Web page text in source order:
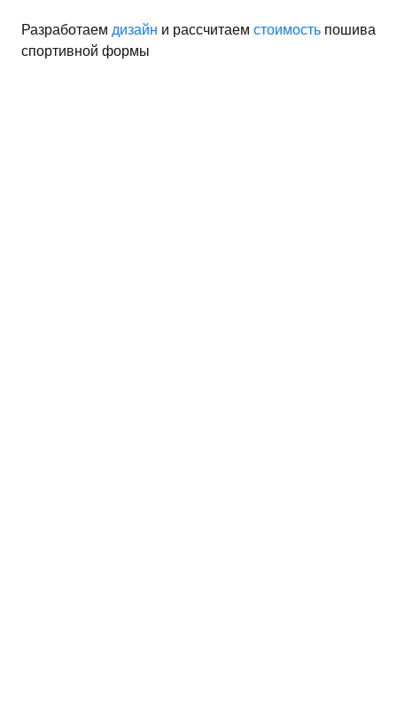
Разработаем дизайн и рассчитаем стоимость пошива
спортивной формы